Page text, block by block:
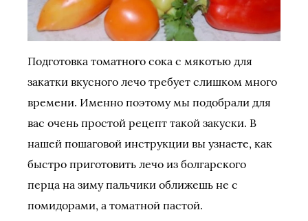
Подготовка томатного сока с мякотью для
закатки вкусного лечо требует слишком много
времени. Именно поэтому мы подобрали для
вас очень простой рецепт такой закуски. В
нашей пошаговой инструкции вы узнаете, как
быстро приготовить лечо из болгарского
перца на зиму пальчики оближешь не с
помидорами, а томатной пастой.